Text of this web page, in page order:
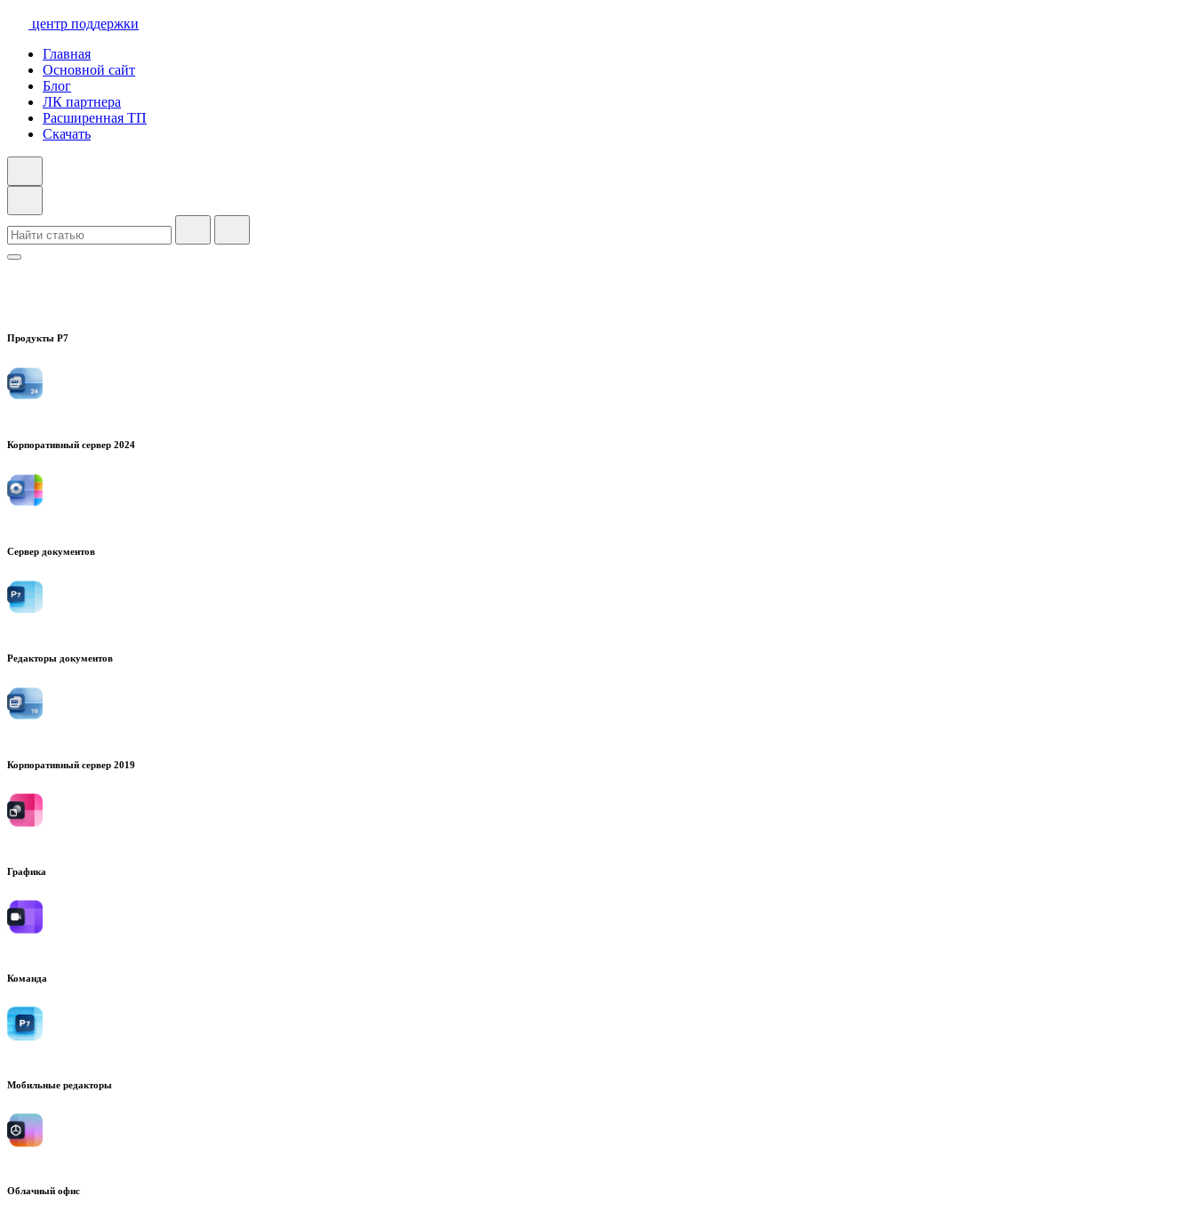
центр поддержки
Главная
Основной сайт
Блог
ЛК партнера
Расширенная ТП
Скачать
Продукты Р7
Корпоративный сервер 2024
Сервер документов
Редакторы документов
Корпоративный сервер 2019
Графика
Команда
Мобильные редакторы
Облачный офис